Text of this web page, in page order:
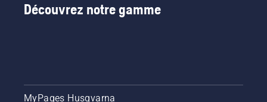
Découvrez notre gamme
MyPages Husqvarna